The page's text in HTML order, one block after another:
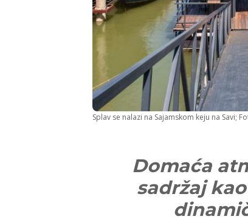
Splav se nalazi na Sajamskom keju na Savi;
Domaća
sadržaj